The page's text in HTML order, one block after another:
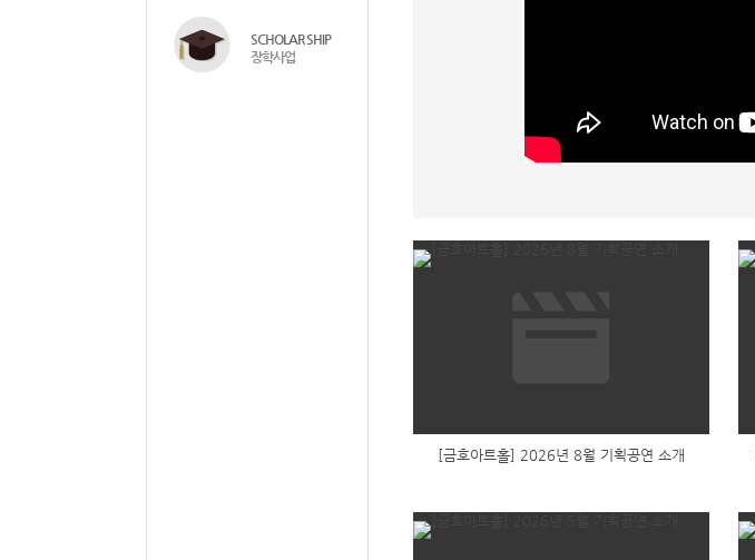
SCHOLAR SHIP
장학사업
[금호아트홀] 2026년 8월 기획공연 소개